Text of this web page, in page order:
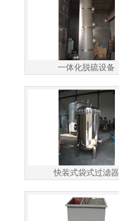
一体化脱硫设备
快装式袋式过滤器